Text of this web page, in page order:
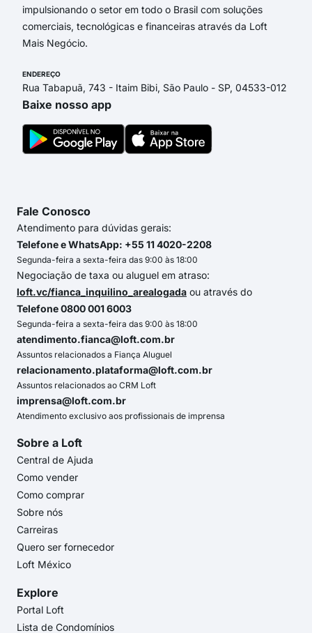
impulsionando o setor em todo o Brasil com soluções
comerciais, tecnológicas e financeiras através da Loft
Mais Negócio.
ENDEREÇO
Rua Tabapuã, 743 - Itaim Bibi, São Paulo - SP, 04533-012
Baixe nosso app
Fale Conosco
Atendimento para dúvidas gerais:
Telefone e WhatsApp: +55 11 4020-2208
Segunda-feira a sexta-feira das 9:00 às 18:00
Negociação de taxa ou aluguel em atraso:
loft.vc/fianca_inquilino_arealogada ou através do
Telefone 0800 001 6003
Segunda-feira a sexta-feira das 9:00 às 18:00
atendimento.fianca@loft.com.br
Assuntos relacionados a Fiança Aluguel
relacionamento.plataforma@loft.com.br
Assuntos relacionados ao CRM Loft
imprensa@loft.com.br
Atendimento exclusivo aos profissionais de imprensa
Sobre a Loft
Central de Ajuda
Como vender
Como comprar
Sobre nós
Carreiras
Quero ser fornecedor
Loft México
Explore
Portal Loft
Lista de Condomínios